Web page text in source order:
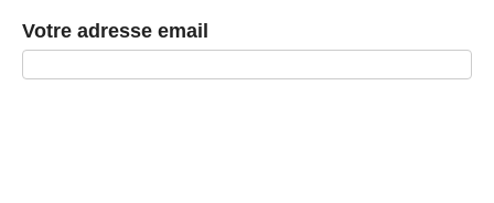
Votre adresse email